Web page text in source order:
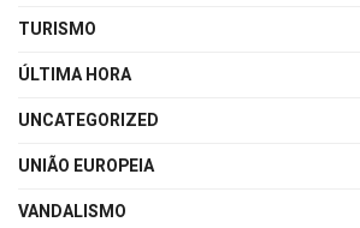
TURISMO
ÚLTIMA HORA
UNCATEGORIZED
UNIÃO EUROPEIA
VANDALISMO